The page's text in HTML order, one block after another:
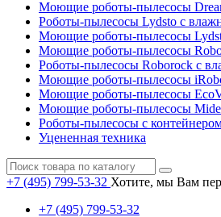
Моющие роботы-пылесосы
Роботы-пылесосы Lydsto с
Моющие роботы-пылесосы
Моющие роботы-пылесосы
Роботы-пылесосы Roborock с
Моющие роботы-пылесосы
Моющие роботы-пылесосы
Моющие роботы-пылесосы
Роботы-пылесосы с
Уцененная техника
+7 (495) 799-53-32 Хотите, мы Вам
+7 (495) 799-53-32